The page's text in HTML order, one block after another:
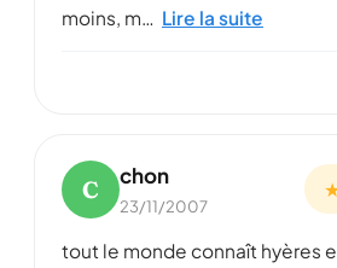
moins, m… Lire la suite
C chon
23/11/2007
tout le monde connaît hyères